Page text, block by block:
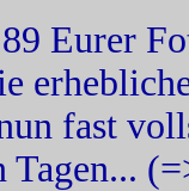
Eurer
fast
Tagen...